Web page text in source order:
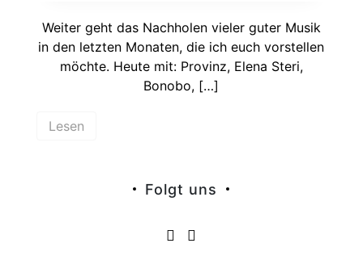
Weiter geht das Nachholen vieler guter Musik
in den letzten Monaten, die ich euch vorstellen
möchte. Heute mit: Provinz, Elena Steri,
Bonobo, […]
Lesen
Folgt uns